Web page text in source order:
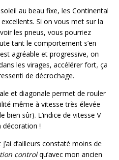
au beau fixe, les Continental
Si on vous met sur la
les pneus, vous pourriez
tant le comportement s’en
agréable et progressive, on
les virages, accélérer fort, ça
de décrochage.
et diagonale permet de rouler
même à vitesse très élevée
sûr). L’indice de vitesse V
décoration !
d’ailleurs constaté moins de
controlqu’avec mon ancien